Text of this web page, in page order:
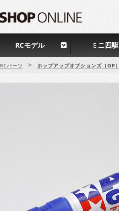
RCモデル ミニ四駆
RCパーツ > ホップアップオプションズ（OP）